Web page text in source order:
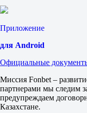
Адамс Джулиа / Худт М
Коппес К / Эбелинг-
2.80
Фора
2
+3.5
1.73
-3.5
Приложение
для Android
Официальные
Миссия Fonbet –
партнерами мы следим
предупреждаем
Казахстане.